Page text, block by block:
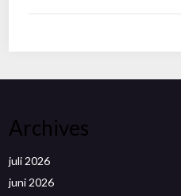
Archives
juli 2026
juni 2026